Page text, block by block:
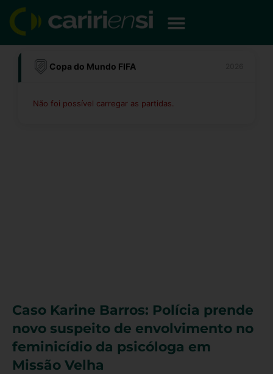
para
conteúdo
Copa do Mundo FIFA
Não foi possível carregar as partidas.
Caso Karine Barros: Polícia prende
novo suspeito de envolvimento no
feminicídio da psicóloga em
Missão Velha